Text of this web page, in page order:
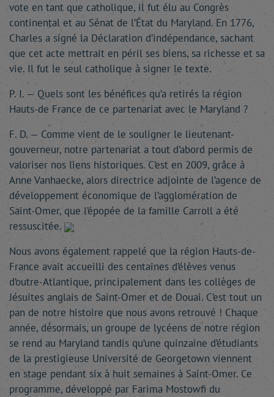
vote en tant que catholique, il fut élu au Congrès
continental et au Sénat de l’État du Maryland. En 1776,
Charles a signé la Déclaration d’indépendance, sachant
que cet acte mettrait en péril ses biens, sa richesse et sa
vie. Il fut le seul catholique à signer le texte.
P. I. — Quels sont les bénéfices qu’a retirés la région
Hauts-de France de ce partenariat avec le Maryland ?
F. D. — Comme vient de le souligner le lieutenant-
gouverneur, notre partenariat a tout d’abord permis de
valoriser nos liens historiques. C’est en 2009, grâce à
Anne Vanhaecke, alors directrice adjointe de l’agence de
développement économique de l’agglomération de
Saint-Omer, que l’épopée de la famille Carroll a été
ressuscitée.
Nous avons également rappelé que la région Hauts-de-
France avait accueilli des centaines d’élèves venus
d’outre-Atlantique, principalement dans les collèges de
Jésuites anglais de Saint-Omer et de Douai. C’est tout un
pan de notre histoire que nous avons retrouvé ! Chaque
année, désormais, un groupe de lycéens de notre région
se rend au Maryland tandis qu’une quinzaine d’étudiants
de la prestigieuse Université de Georgetown viennent
en stage pendant six à huit semaines à Saint-Omer. Ce
programme, développé par Farima Mostowfi du